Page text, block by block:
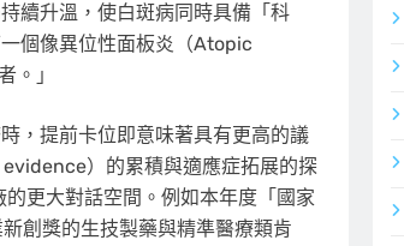
續升溫，使白斑病同時具備「科
個像異位性面板炎（Atopic
。」
，提前卡位即意味著具有更高的議
）的累積與適應症拓展的探
更大對話空間。例如本年度「國家
創獎的生技製藥與精準醫療類肯